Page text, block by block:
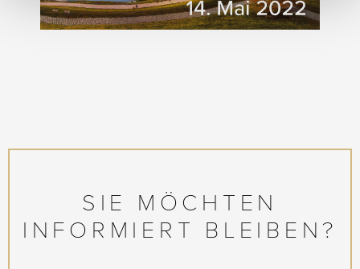
SIE MÖCHTEN
INFORMIERT BLEIBEN?